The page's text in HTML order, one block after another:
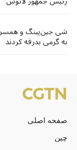
شی جین‌پینگ و
به گرمی بدرقه کردند
صفحه اصلی
چین